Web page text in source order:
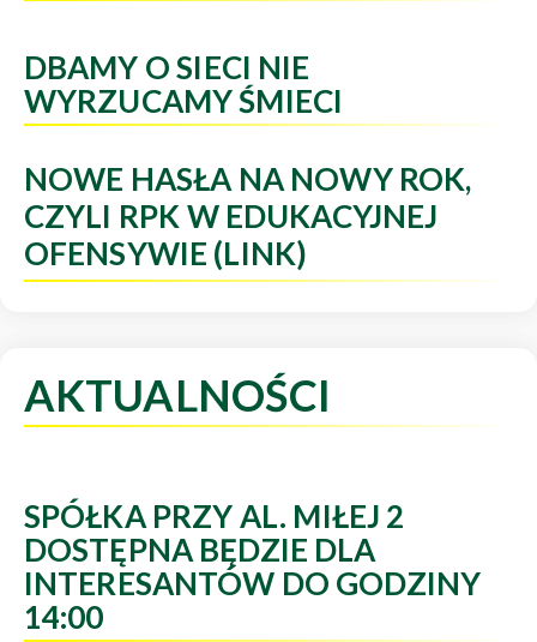
DBAMY O SIECI NIE
WYRZUCAMY ŚMIECI
NOWE HASŁA NA NOWY ROK,
CZYLI RPK W EDUKACYJNEJ
OFENSYWIE (LINK)
AKTUALNOŚCI
SPÓŁKA PRZY AL. MIŁEJ 2
DOSTĘPNA BĘDZIE DLA
INTERESANTÓW DO GODZINY
14:00